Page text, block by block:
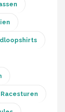
Racesturen